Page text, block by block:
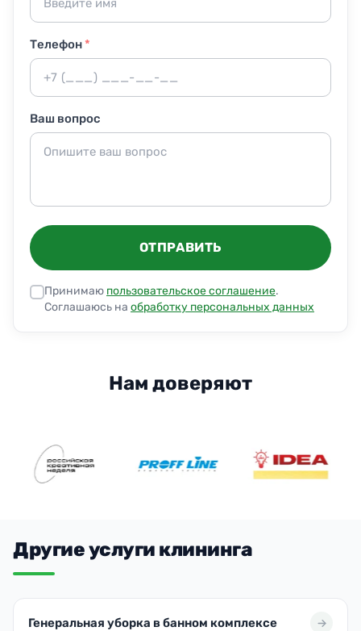
Телефон*
Ваш вопрос
ОТПРАВИТЬ
Принимаю пользовательское соглашение.
Соглашаюсь на обработку персональных данных
Нам доверяют
Другие услуги клининга
Генеральная уборка в банном комплексе